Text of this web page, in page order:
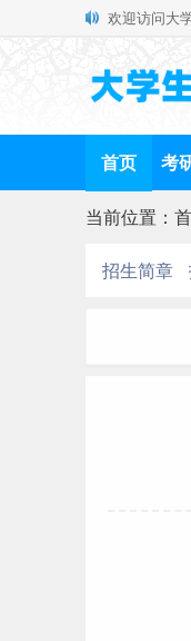
欢迎访问大
首页 考
当前位置：
招生简章